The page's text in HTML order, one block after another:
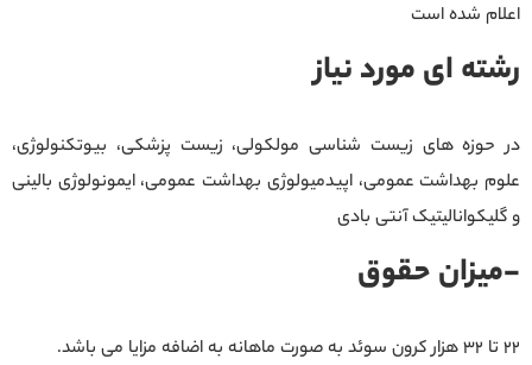
اعلام شده است
رشته ای مورد نیاز
در حوزه های زیست شناسی مولکولی، زیست پزشکی، بیوتکنولوژی،
علوم بهداشت عمومی، اپیدمیولوژی بهداشت عمومی، ایمونولوژی بالینی
و گلیکوانالیتیک آنتی بادی
-میزان حقوق
۲۲ تا ۳۲ هزار کرون سوئد به صورت ماهانه به اضافه مزایا می باشد.